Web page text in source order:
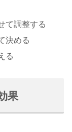
て調整する
決める
る
果